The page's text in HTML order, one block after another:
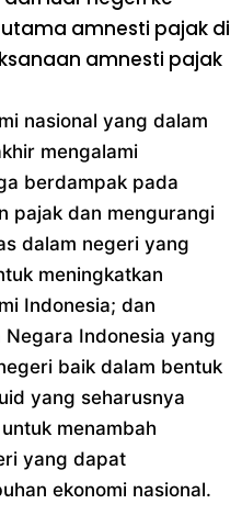
amnesti pajak di
amnesti pajak
nasional yang dalam
mengalami
berdampak pada
pajak dan mengurangi
dalam negeri yang
meningkatkan
Indonesia; dan
Indonesia yang
baik dalam bentuk
yang seharusnya
menambah
yang dapat
ekonomi nasional.